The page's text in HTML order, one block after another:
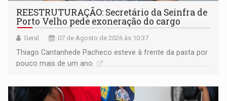
REESTRUTURAÇÃO: Secretário da Seinfra de
Porto Velho pede exoneração do cargo
Geral 07 de Agosto de 2026 às 10:37
Thiago Cantanhede Pacheco esteve à frente da pasta por
pouco mais de um ano